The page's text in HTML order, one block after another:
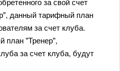
данный тарифный план
за счет клуба.
план "Тренер",
за счет клуба, будут